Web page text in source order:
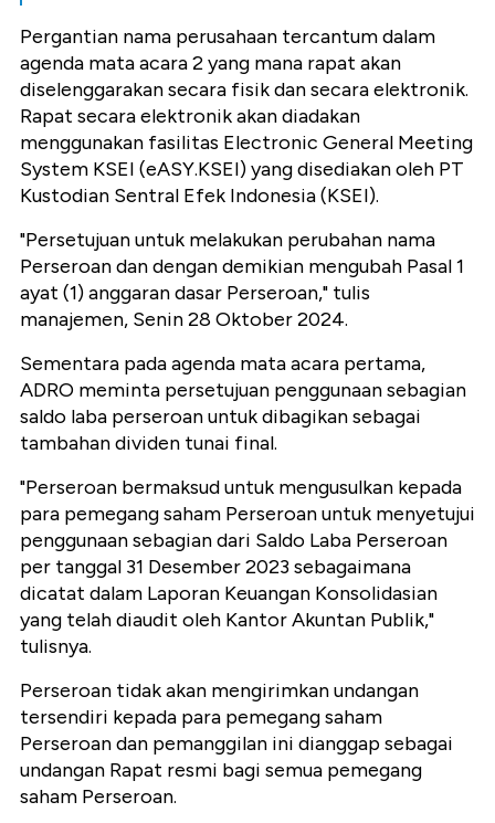
Pergantian nama perusahaan tercantum dalam
agenda mata acara 2 yang mana rapat akan
diselenggarakan secara fisik dan secara elektronik.
Rapat secara elektronik akan diadakan
menggunakan fasilitas Electronic General Meeting
System KSEI (eASY.KSEI) yang disediakan oleh PT
Kustodian Sentral Efek Indonesia (KSEI).
"Persetujuan untuk melakukan perubahan nama
Perseroan dan dengan demikian mengubah Pasal 1
ayat (1) anggaran dasar Perseroan," tulis
manajemen, Senin 28 Oktober 2024.
Sementara pada agenda mata acara pertama,
ADRO meminta persetujuan penggunaan sebagian
saldo laba perseroan untuk dibagikan sebagai
tambahan dividen tunai final.
"Perseroan bermaksud untuk mengusulkan kepada
para pemegang saham Perseroan untuk menyetujui
penggunaan sebagian dari Saldo Laba Perseroan
per tanggal 31 Desember 2023 sebagaimana
dicatat dalam Laporan Keuangan Konsolidasian
yang telah diaudit oleh Kantor Akuntan Publik,"
tulisnya.
Perseroan tidak akan mengirimkan undangan
tersendiri kepada para pemegang saham
Perseroan dan pemanggilan ini dianggap sebagai
undangan Rapat resmi bagi semua pemegang
saham Perseroan.